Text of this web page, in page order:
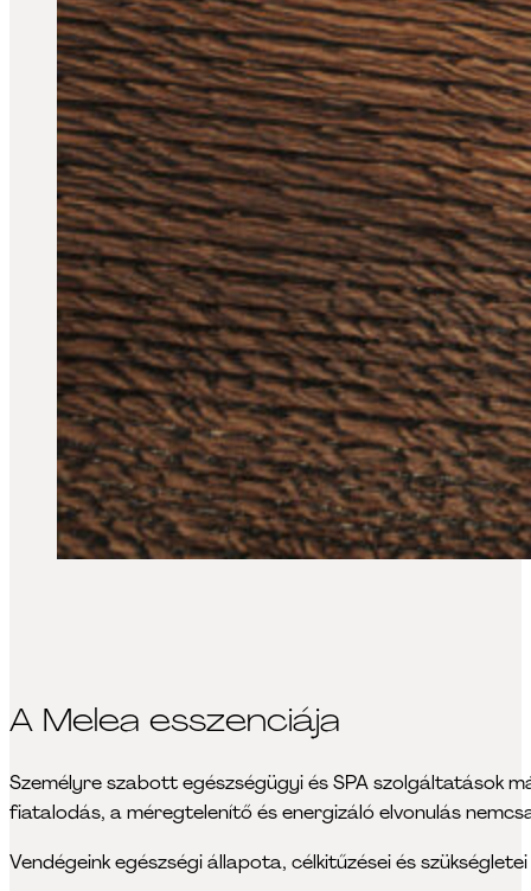
A Melea esszenciája
Személyre szabott egészségügyi és SPA szolgáltatások
fiatalodás, a méregtelenítő és energizáló elvonulás
Vendégeink egészségi állapota, célkitűzései és